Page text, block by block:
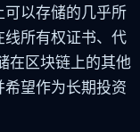
以存储的几乎所
所有权证书、代
在区块链上的其他
望作为长期投资